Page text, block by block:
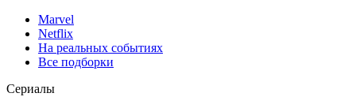
Marvel
Netflix
На реальных событиях
Все подборки
Сериалы